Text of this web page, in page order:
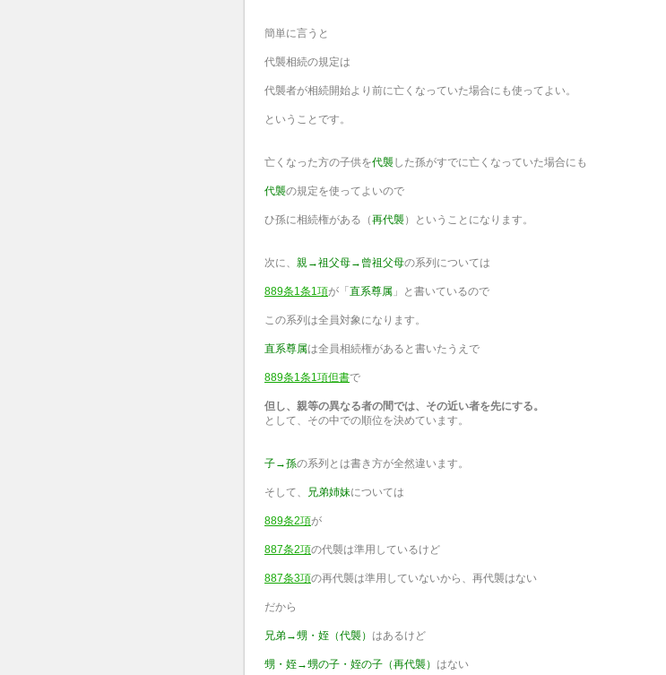
簡単に言うと
代襲相続の規定は
代襲者が相続開始より前に亡くなっていた場合にも使ってよい。
ということです。
亡くなった方の子供を代襲した孫がすでに亡くなっていた場合にも
代襲の規定を使ってよいので
ひ孫に相続権がある（再代襲）ということになります。
次に、 親→祖父母→曾祖父母の系列については
889条1条1項が「 直系尊属 」と書いているので
この系列は全員対象になります。
直系尊属は全員相続権があると書いたうえで
889条1条1項但書で
但し、親等の異なる者の間では、その近い者を先にする。
として、その中での順位を決めています。
子→孫の系列とは書き方が全然違います。
そして、 兄弟姉妹については
889条2項が
887条2項の代襲は準用しているけど
887条3項の再代襲は準用していないから、再代襲はない
だから
兄弟→甥・姪（代襲） はあるけど
甥・姪→甥の子・姪の子（再代襲） はない